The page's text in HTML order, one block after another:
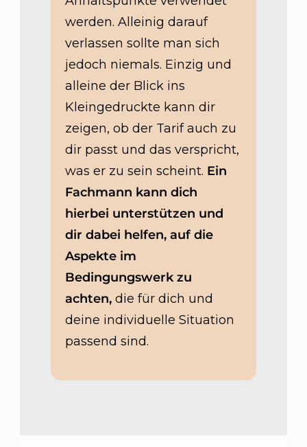
werden. Alleinig darauf
verlassen sollte man sich
jedoch niemals. Einzig und
alleine der Blick ins
Kleingedruckte kann dir
zeigen, ob der Tarif auch zu
dir passt und das verspricht,
was er zu sein scheint. Ein
Fachmann kann dich
hierbei unterstützen und
dir dabei helfen, auf die
Aspekte im
Bedingungswerk zu
achten, die für dich und
deine individuelle Situation
passend sind.